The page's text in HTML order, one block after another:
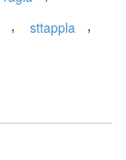
, sttappla ,